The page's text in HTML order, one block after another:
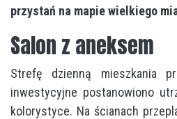
przystań na mapie wielkiego
Salon z aneksem
Strefę dzienną mieszkania
inwestycyjne postanowiono
kolorystyce. Na ścianach